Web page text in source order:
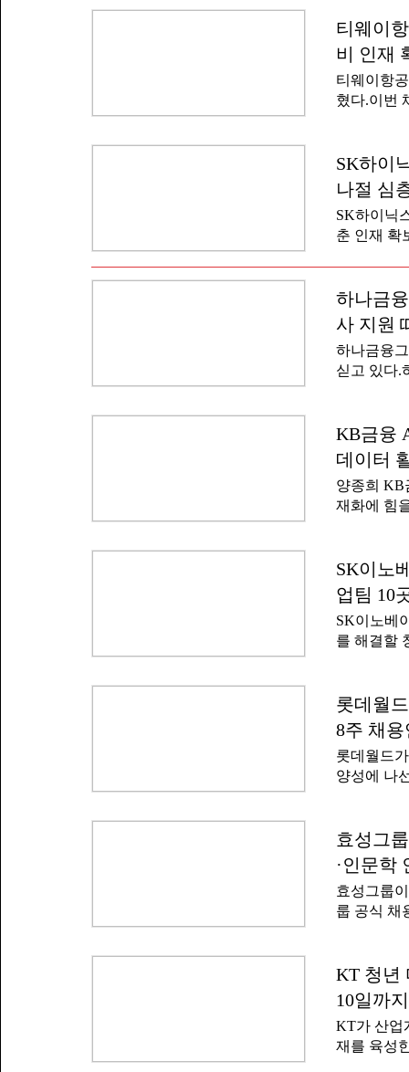
은 중소 협
선정, 상생
실시된다.
자는 9월
'신입직원
개채용 전
경우 별도
에게 기회
장 동료 등
융기관이
금·적금
업 등도 펼
티웨이
비 인재
티웨이항
혔다.이번
졸업 예정
하고 2차
격은 영어
IM3 이상
야 한다.우
검사 △1차
자는 2026
로 1년 근
번 채용과
정비 전문
SK하이
나절 심
SK하이닉
춘 인재 확
주요 직무
월에 선언
없이 지원
한 '반나절
되던 면접
다.서류 전
개서를 폐
하나금
사 지원
하나금융
싣고 있다.
려 참여했
경·사회·
무 중심
웹서비스,
운영했다.
나금융그
2023년부
채용했다.
KB금융
데이터
양종희 KB
재화에 힘
터가 되고
금융이 인
다"고 말
며 인공지
융은 인공
인재 육성
전 프로젝
공
SK이노
업팀 10
SK이노베
를 해결할
솔루션은
보유한 창
이 주최·
금회가 지
참가 접수
문제 해결
정 내 비효
이터 분석,
은 아이디
개념검증
롯데월
8주 채
롯데월드
양성에 나
에는 이경
학장직무
통해 현장
규직 채용
진한다. 학
직무 전문
비 전기 분
다.어트랙
효성그
·인문학
효성그룹
룹 공식 채
업 예정자
지지 않았
순으로 진
싶은 자 △
보훈·장애
KT 청년
10일까
KT가 산업
재를 육성